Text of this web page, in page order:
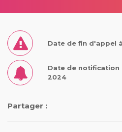
Date de fin d'appel
Date de notification
2024
Partager :